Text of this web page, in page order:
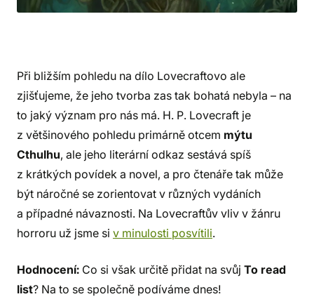
Při bližším pohledu na dílo Lovecraftovo ale
zjišťujeme, že jeho tvorba zas tak bohatá nebyla – na
to jaký význam pro nás má. H. P. Lovecraft je
z většinového pohledu primárně otcem mýtu
Cthulhu, ale jeho literární odkaz sestává spíš
z krátkých povídek a novel, a pro čtenáře tak může
být náročné se zorientovat v různých vydáních
a případné návaznosti. Na Lovecraftův vliv v žánru
horroru už jsme si v minulosti posvítili.
Hodnocení: Co si však určitě přidat na svůj To read
list? Na to se společně podíváme dnes!